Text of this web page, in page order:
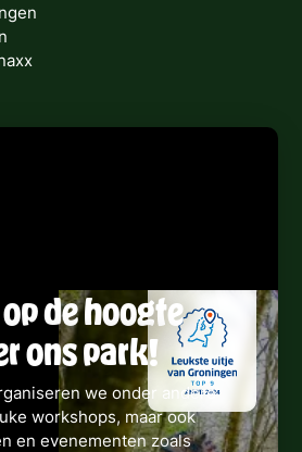
de hoogte
ons park!
we onder andere
workshops, maar ook
en evenementen zoals